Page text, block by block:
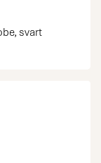
svart